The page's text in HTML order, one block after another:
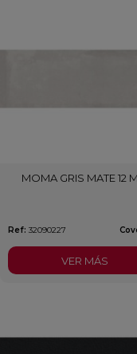
MOMA GRIS MATE 12
Ref: 32090227
VER MÁS